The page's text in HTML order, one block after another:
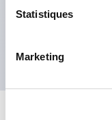
Statistiques
Marketing
Poignées